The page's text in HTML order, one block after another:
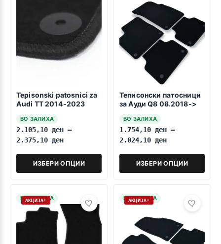
Tepisonski patosnici za
Audi TT 2014-2023
ВО ЗАЛИХА
2.105,10 ден –
2.375,10 ден
ИЗБЕРИ ОПЦИИ
Теписонски патосници
за Ауди Q8 08.2018->
ВО ЗАЛИХА
1.754,10 ден –
2.024,10 ден
ИЗБЕРИ ОПЦИИ
НА ЗАЛИХА
АКЦИЈА! НА ЗАЛИХА
АКЦИЈА!